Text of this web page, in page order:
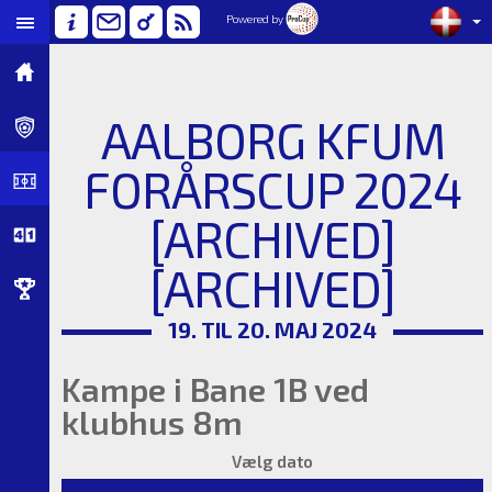
Powered by
AALBORG KFUM
FORÅRSCUP 2024
[ARCHIVED]
[ARCHIVED]
19. TIL 20. MAJ 2024
Kampe i Bane 1B ved
klubhus 8m
Vælg dato